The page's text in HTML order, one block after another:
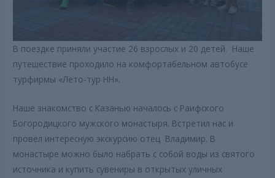
В поездке приняли участие 26 взрослых и 20 детей. Наше
путешествие проходило на комфортабельном автобусе
турфирмы «Лето-тур НН».
Наше знакомство с Казанью началось с Раифского
Богородицкого мужского монастыря. Встретил нас и
провел интересную экскурсию отец Владимир. В
монастыре можно было набрать с собой воды из святого
источника и купить сувениры в открытых уличных